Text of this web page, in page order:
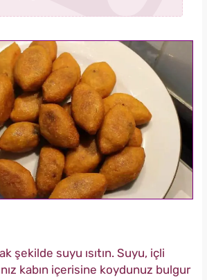
şekilde suyu ısıtın. Suyu, içli
kabın içerisine koydunuz bulgur